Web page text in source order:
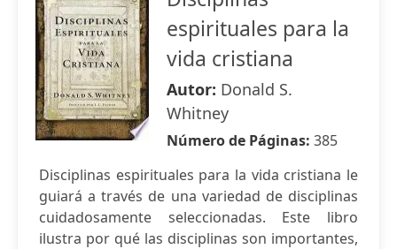
espirituales para la
vida cristiana
Autor: Donald S.
Whitney
Número de Páginas: 385
Disciplinas espirituales para la vida cristiana le
guiará a través de una variedad de disciplinas
cuidadosamente seleccionadas. Este libro
ilustra por qué las disciplinas son importantes,